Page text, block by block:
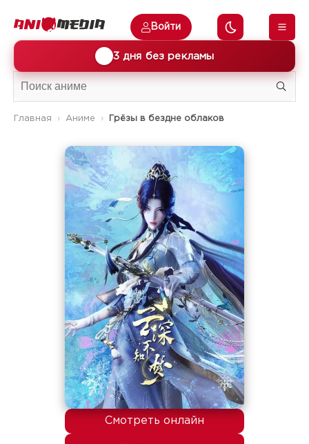
3 дня без рекламы
Войти
Главная Аниме Грёзы в бездне облаков
Смотреть онлайн